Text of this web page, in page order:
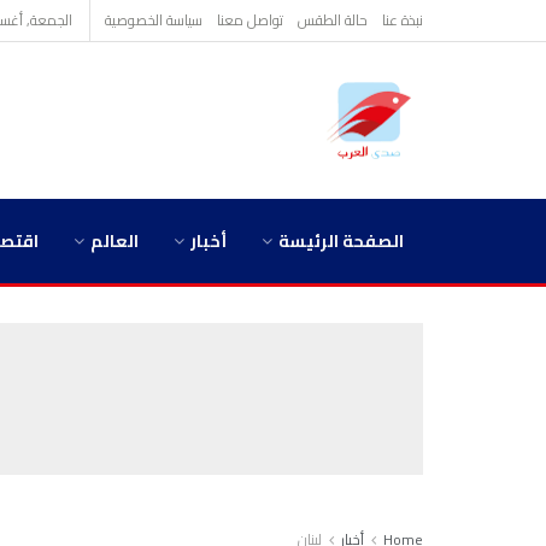
نبذة عنا حالة الطقس تواصل معنا سياسة الخصوصية الجمعة, أغسطس
الصفحة الرئيسة أخبار العالم
Home أخبار لبنان